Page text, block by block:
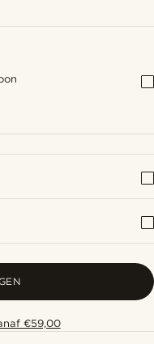
€59,00